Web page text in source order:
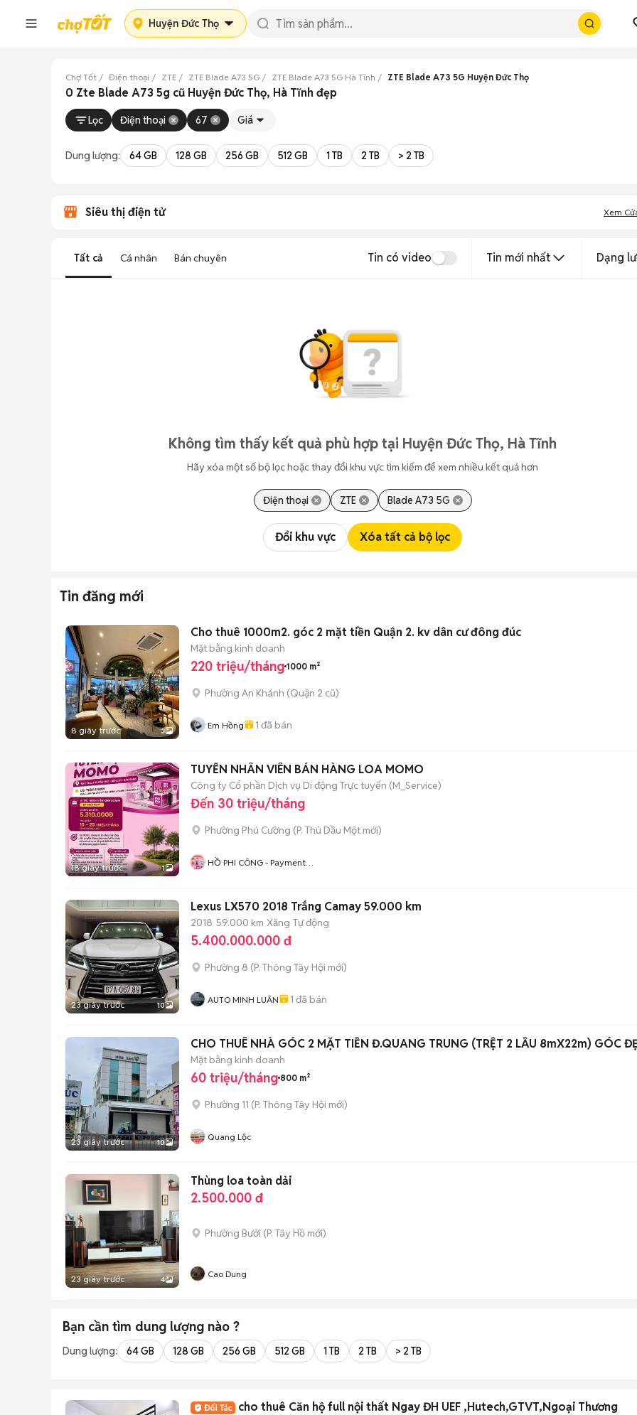
Huyện Đức Thọ
Chợ Tốt Điện thoại ZTE ZTE Blade A73 5G ZTE Blade A73 5G Hà Tĩnh ZTE Blade A73 5G Huyện Đức Thọ
0 Zte Blade A73 5g cũ Huyện Đức Thọ, Hà Tĩnh đẹp
Lọc Điện thoại 67 Giá
Dung lượng: 64 GB 128 GB 256 GB 512 GB 1 TB 2 TB > 2 TB
Siêu thị điện tử Xem
Tất cả Cá nhân Bán chuyên Tin có video Tin mới nhất Dạng
Không tìm thấy kết quả phù hợp tại Huyện Đức Thọ, Hà Tĩnh
Hãy xóa một số bộ lọc hoặc thay đổi khu vực tìm kiếm để xem nhiều kết quả hơn
Điện thoại ZTE Blade A73 5G
Đổi khu vực Xóa tất cả bộ lọc
Tin đăng mới
8 giây trước 3
Cho thuê 1000m2. góc 2 mặt tiền Quận 2. kv dân cư đông đúc
Mặt bằng kinh doanh
220 triệu/tháng 1000 m²
Phường An Khánh (Quận 2 cũ)
Em Hồng 1 đã bán
18 giây trước 1
TUYỂN NHÂN VIÊN BÁN HÀNG LOA MOMO
⁠Công ty Cổ phần Dịch vụ Di động Trực tuyến (M_Service)
Đến 30 triệu/tháng
Phường Phú Cường (P. Thủ Dầu Một mới)
HỒ PHI CÔNG - Payment
23 giây trước 10
Lexus LX570 2018 Trắng Camay 59.000 km
2018 59.000 km Xăng Tự động
5.400.000.000 đ
Phường 8 (P. Thông Tây Hội mới)
AUTO MINH LUÂN 1 đã bán
23 giây trước 10
CHO THUÊ NHÀ GÓC 2 MẶT TIỀN Đ.QUANG TRUNG (TRỆT 2 LẦU 8mX22m) GÓC
Mặt bằng kinh doanh
60 triệu/tháng 800 m²
Phường 11 (P. Thông Tây Hội mới)
Quang Lộc
23 giây trước 4
Thùng loa toàn dải
2.500.000 đ
Phường Bưởi (P. Tây Hồ mới)
Cao Dung
Bạn cần tìm dung lượng nào ?
Dung lượng: 64 GB 128 GB 256 GB 512 GB 1 TB 2 TB > 2 TB
cho thuê Căn hộ full nội thất Ngay ĐH UEF ,Hutech,GTVT,Ngoại Thương